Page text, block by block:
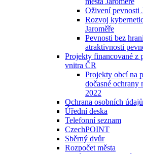
Oživení pevnosti
Rozvoj
Jaroměře
Pevnosti bez
atraktivnosti
Projekty financované z
vnitra ČR
Projekty obcí na
dočasné
2022
Ochrana osobních
Úřední deska
Telefonní seznam
CzechPOINT
Sběrný dvůr
Rozpočet města